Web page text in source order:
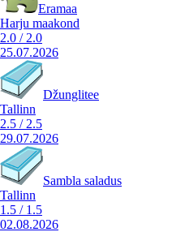
Eramaa
Harju maakond
2.0 / 2.0
25.07.2026
Džunglitee
Tallinn
2.5 / 2.5
29.07.2026
Sambla saladus
Tallinn
1.5 / 1.5
02.08.2026